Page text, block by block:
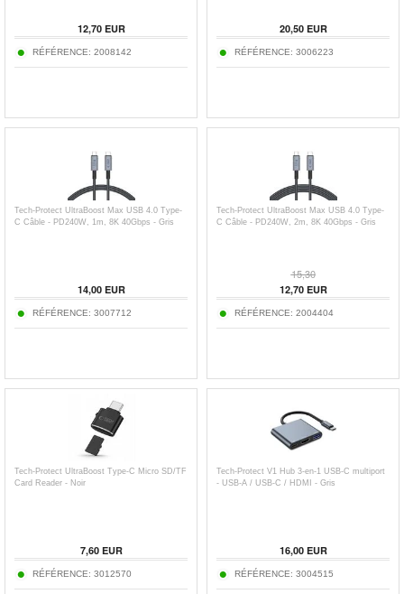
12,70EUR
RÉFÉRENCE: 2008142
20,50EUR
RÉFÉRENCE: 3006223
Tech-Protect UltraBoost Max USB 4.0 Type-
C Câble - PD240W, 1m, 8K 40Gbps - Gris
14,00EUR
RÉFÉRENCE: 3007712
Tech-Protect UltraBoost Max USB 4.0 Type-
C Câble - PD240W, 2m, 8K 40Gbps - Gris
15,30
12,70EUR
RÉFÉRENCE: 2004404
Tech-Protect UltraBoost Type-C Micro SD/TF
Card Reader - Noir
7,60EUR
RÉFÉRENCE: 3012570
Tech-Protect V1 Hub 3-en-1 USB-C multiport
- USB-A / USB-C / HDMI - Gris
16,00EUR
RÉFÉRENCE: 3004515